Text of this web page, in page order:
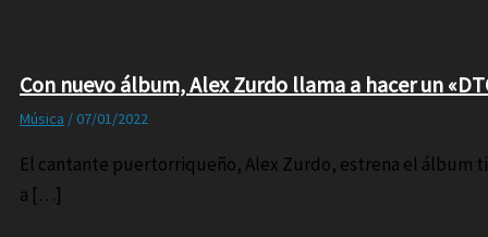
Con nuevo álbum, Alex Zurdo llama a hacer un
Música / 07/01/2022
El cantante puertorriqueño, Alex Zurdo, estrena el álbum
a […]